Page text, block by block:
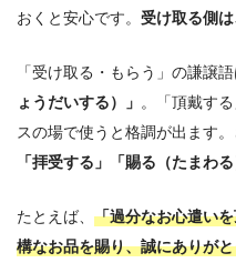
おくと安心です。 受け取る側
「受け取る・もらう」の謙譲語
ょうだいする）」 。「頂戴す
スの場で使うと格調が出ます
「拝受する」「賜る（たまわる
たとえば、 「過分なお心遣い
構なお品を賜り、誠にありが